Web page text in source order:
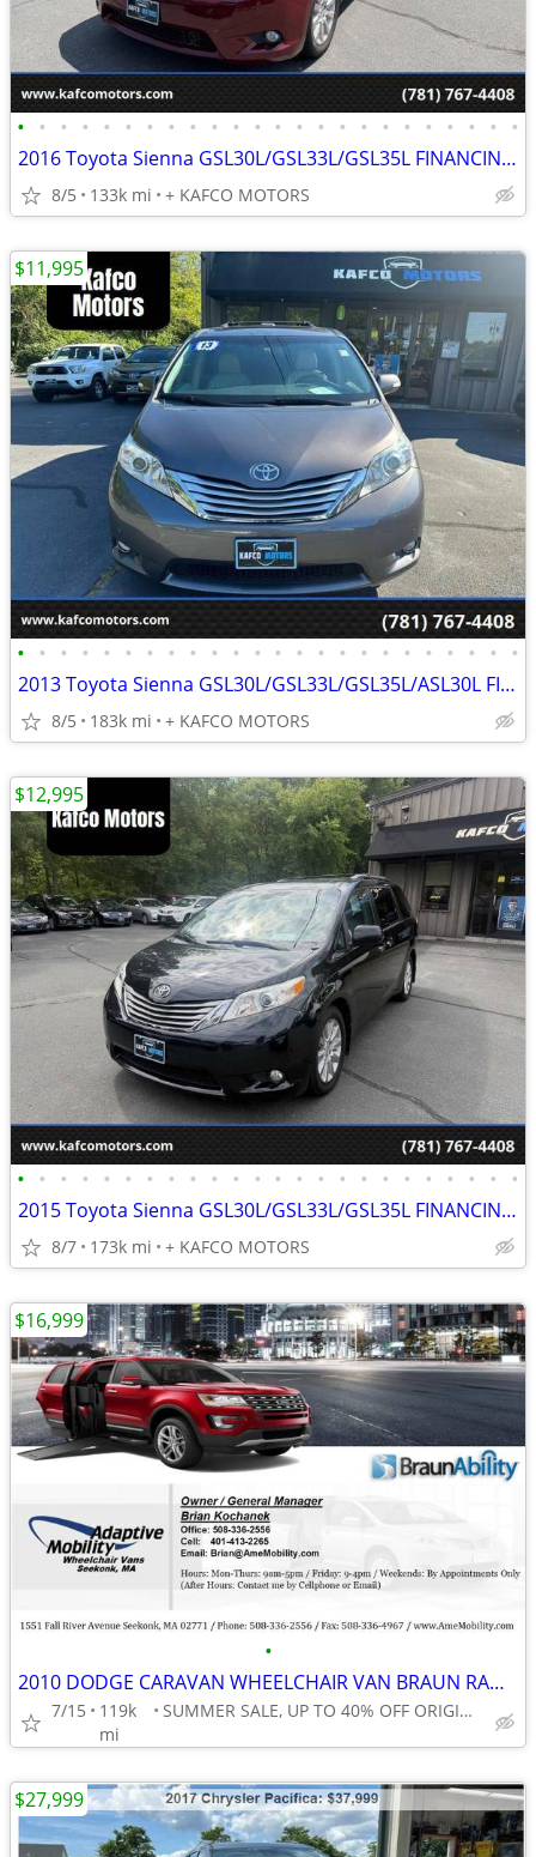
• • • • • • • • • • • • • • • • • • • • • • • •
2016 Toyota Sienna GSL30L/GSL33L/GSL35L FINANCING AVAILABLE!!
8/5 133k mi + KAFCO MOTORS
• • • • • • • • • • • • • • • • • • • • • • • •
2013 Toyota Sienna GSL30L/GSL33L/GSL35L/ASL30L FINANCING AVAILABLE!!
8/5 183k mi + KAFCO MOTORS
$11,995
• • • • • • • • • • • • • • • • • • • • • • • •
2015 Toyota Sienna GSL30L/GSL33L/GSL35L FINANCING AVAILABLE!!
8/7 173k mi + KAFCO MOTORS
$12,995
•
2010 DODGE CARAVAN WHEELCHAIR VAN BRAUN RAMP, CLEAN
7/15
119k
mi
SUMMER SALE, UP TO 40% OFF ORIGINAL PRICES!!
$16,999
$27,999